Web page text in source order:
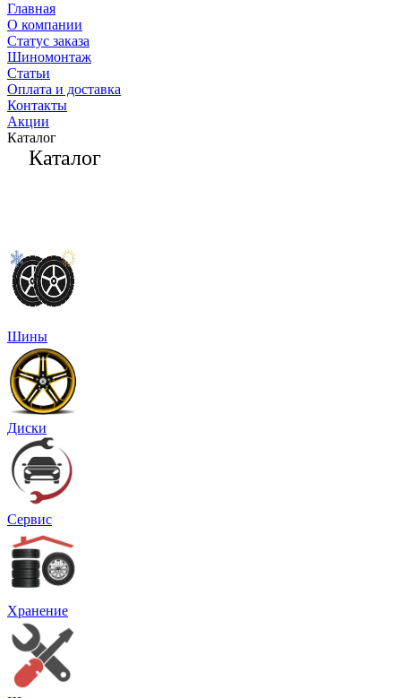
Главная
О компании
Статус заказа
Шиномонтаж
Статьи
Оплата и доставка
Контакты
Акции
Каталог
Каталог
Шины
Диски
Сервис
Хранение